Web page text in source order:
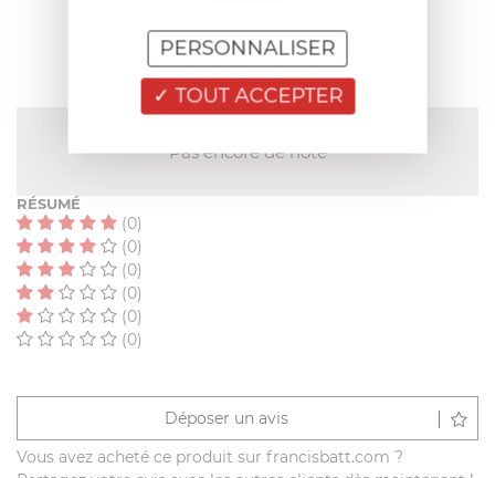
Pas encore de note
RÉSUMÉ
(0)
(0)
(0)
(0)
(0)
(0)
Déposer un avis
Vous avez acheté ce produit sur francisbatt.com ?
TOUT ACCEPTER
PERSONNALISER